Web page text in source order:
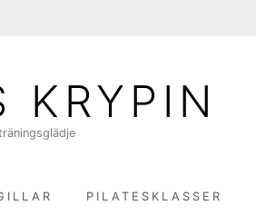
KRYPIN
PILATESKLASSER